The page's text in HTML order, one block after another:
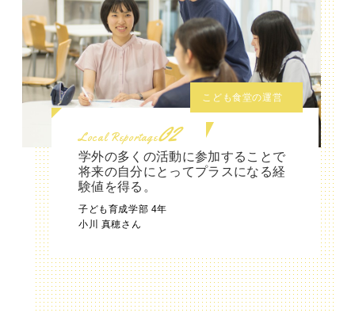
こども食堂の運営
Local Reportage02
学外の多くの活動に参加することで
将来の自分にとってプラスになる経
験値を得る。
子ども育成学部 4年
小川 真穂さん